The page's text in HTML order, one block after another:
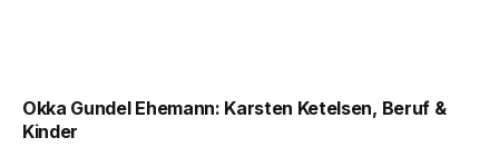
Okka Gundel Ehemann: Karsten Ketelsen, Beruf &
Kinder